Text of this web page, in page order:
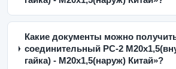
Какие документы можно
соединительный РС-2
гайка) - M20x1,5(наруж) Китай»?